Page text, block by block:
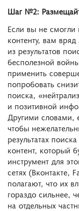
Шаг №2:
Если вы не смогли
контенту, вам
из результатов
бесполезной
применить
попробовать
поиска,
и позитивной
Другими словами,
чтобы
результатах
контент, который
инструмент для
сетях (Вконтакте,
полагают, что их
гораздо сильнее,
на отдельных